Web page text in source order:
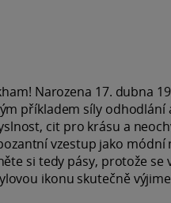
Narozena 17. dubna
příkladem síly odhodlání
cit pro krásu a
vzestup jako módní
si tedy pásy, protože se
ikonu skutečně